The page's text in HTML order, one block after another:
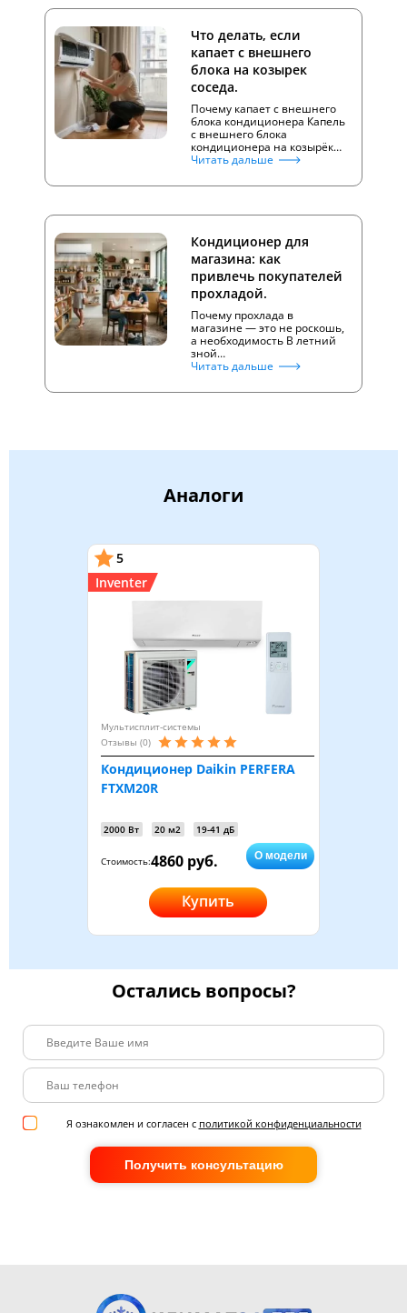
Что делать, если
капает с внешнего
блока на козырек
соседа.
Почему капает с внешнего
блока кондиционера Капель
с внешнего блока
кондиционера на козырёк…
Читать дальше
Кондиционер для
магазина: как
привлечь покупателей
прохладой.
Почему прохлада в
магазине — это не роскошь,
а необходимость В летний
зной…
Читать дальше
Аналоги
5
Inventer
Мультисплит-системы
Отзывы (0)
Кондиционер Daikin PERFERA
FTXM20R
2000 Вт 20 м2 19-41 дБ
Стоимость:4860 руб. О модели
Купить
Остались вопросы?
Я ознакомлен и согласен с политикой конфиденциальности
Получить консультацию